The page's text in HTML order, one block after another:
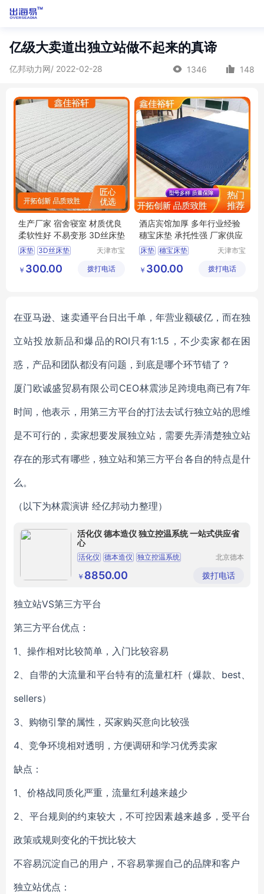
亿级大卖道出独立站做不起来的真谛
亿邦动力网/ 2022-02-28 1346 148
生产厂家 宿舍寝室 材质优良
柔软性好 不易变形 3D丝床垫
床垫 3D丝床垫
席梦思弹簧垫
天津市宝
裕轩床垫
￥ 300.00 拨打电话
酒店宾馆加厚 多年行业经验
穗宝床垫 承托性强 厂家供应
床垫 穗宝床垫
席梦思弹簧垫
天津市宝
裕轩床垫
￥ 300.00 拨打电话
在亚马逊、速卖通平台日出千单，年营业额破亿，而在独
立站投放新品和爆品的ROI只有1:1.5，不少卖家都在困
惑，产品和团队都没有问题，到底是哪个环节错了？
厦门欧诚盛贸易有限公司CEO林震涉足跨境电商已有7年
时间，他表示，用第三方平台的打法去试行独立站的思维
是不可行的，卖家想要发展独立站，需要先弄清楚独立站
存在的形式有哪些，独立站和第三方平台各自的特点是什
么。
（以下为林震演讲 经亿邦动力整理）
活化仪 德本造仪 独立控温系统 一站式供应省
心
活化仪 德本造仪 独立控温系统
智能活化仪
DB
北京德本
有限公司
￥ 8850.00 拨打电话
独立站VS第三方平台
第三方平台优点：
1、操作相对比较简单，入门比较容易
2、自带的大流量和平台特有的流量杠杆（爆款、best、
sellers）
3、购物引擎的属性，买家购买意向比较强
4、竞争环境相对透明，方便调研和学习优秀卖家
缺点：
1、价格战同质化严重，流量红利越来越少
2、平台规则的约束较大，不可控因素越来越多，受平台
政策或规则变化的干扰比较大
不容易沉淀自己的用户，不容易掌握自己的品牌和客户
独立站优点：